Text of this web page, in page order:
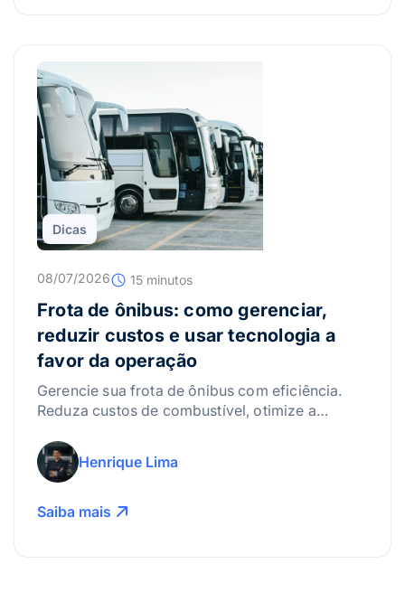
Dicas
08/07/2026 15 minutos
Frota de ônibus: como gerenciar,
reduzir custos e usar tecnologia a
favor da operação
Gerencie sua frota de ônibus com eficiência.
Reduza custos de combustível, otimize a
mais!
Henrique Lima
Saiba mais